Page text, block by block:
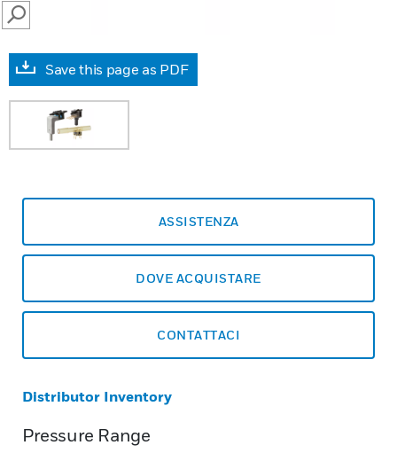
SEARCH
Save this page as PDF
ASSISTENZA
DOVE ACQUISTARE
CONTATTACI
Distributor Inventory
Pressure Range